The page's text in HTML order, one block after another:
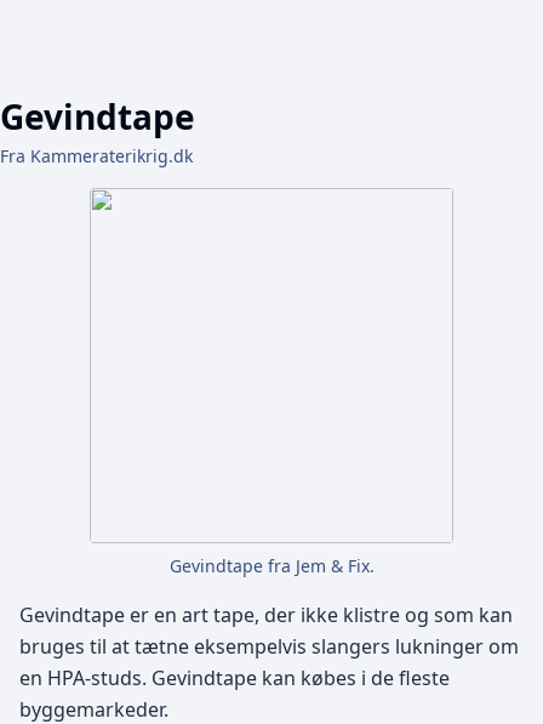
Gevindtape
Fra Kammeraterikrig.dk
Gevindtape fra Jem & Fix.
Gevindtape er en art tape, der ikke klistre og som kan
bruges til at tætne eksempelvis slangers lukninger om
en HPA-studs. Gevindtape kan købes i de fleste
byggemarkeder.